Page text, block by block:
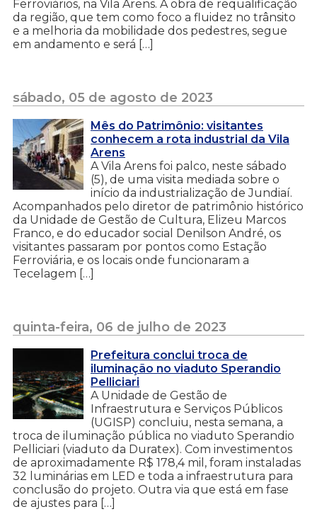
Ferroviários, na Vila Arens. A obra de requalificação
da região, que tem como foco a fluidez no trânsito
e a melhoria da mobilidade dos pedestres, segue
em andamento e será […]
sábado, 05 de agosto de 2023
Mês do Patrimônio: visitantes
conhecem a rota industrial da Vila
Arens
A Vila Arens foi palco, neste sábado
(5), de uma visita mediada sobre o
início da industrialização de Jundiaí.
Acompanhados pelo diretor de patrimônio histórico
da Unidade de Gestão de Cultura, Elizeu Marcos
Franco, e do educador social Denilson André, os
visitantes passaram por pontos como Estação
Ferroviária, e os locais onde funcionaram a
Tecelagem […]
quinta-feira, 06 de julho de 2023
Prefeitura conclui troca de
iluminação no viaduto Sperandio
Pelliciari
A Unidade de Gestão de
Infraestrutura e Serviços Públicos
(UGISP) concluiu, nesta semana, a
troca de iluminação pública no viaduto Sperandio
Pelliciari (viaduto da Duratex). Com investimentos
de aproximadamente R$ 178,4 mil, foram instaladas
32 luminárias em LED e toda a infraestrutura para
conclusão do projeto. Outra via que está em fase
de ajustes para […]